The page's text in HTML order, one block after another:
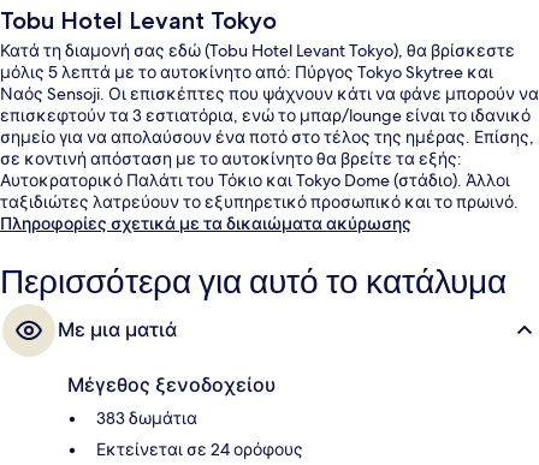
Tobu Hotel Levant Tokyo
Κατά τη διαμονή σας εδώ (Tobu Hotel Levant Tokyo), θα βρίσκεστε
μόλις 5 λεπτά με το αυτοκίνητο από: Πύργος Tokyo Skytree και
Ναός Sensoji. Οι επισκέπτες που ψάχνουν κάτι να φάνε μπορούν να
επισκεφτούν τα 3 εστιατόρια, ενώ το μπαρ/lounge είναι το ιδανικό
σημείο για να απολαύσουν ένα ποτό στο τέλος της ημέρας. Επίσης,
σε κοντινή απόσταση με το αυτοκίνητο θα βρείτε τα εξής:
Αυτοκρατορικό Παλάτι του Τόκιο και Tokyo Dome (στάδιο). Άλλοι
ταξιδιώτες λατρεύουν το εξυπηρετικό προσωπικό και το πρωινό.
Πληροφορίες σχετικά με τα δικαιώματα ακύρωσης
Περισσότερα για αυτό το κατάλυμα
Με μια ματιά
Μέγεθος ξενοδοχείου
383 δωμάτια
Εκτείνεται σε 24 ορόφους